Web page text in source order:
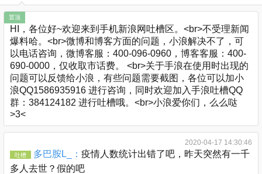
置顶
HI，各位好~欢迎来到手机新浪网吐槽区。<br>不受理新闻
爆料哈。<br>微博和博客方面的问题，小浪解决不了，可
以电话咨询，微博客服：400-096-0960，博客客服：400-
690-0000，仅收取市话费。 <br>关于手浪在使用时出现的
问题可以反馈给小浪，有些问题需要截图，各位可以加小
浪QQ1586935916 进行咨询，同时欢迎加入手浪吐槽QQ
群：384124182 进行吐槽哦。<br>小浪爱你们，么么哒
>3<
2020-04-17 14:30:46
吐槽 多巴胺L_： 疫情人数统计出错了吧，昨天突然有一千
多人去世？假的吧